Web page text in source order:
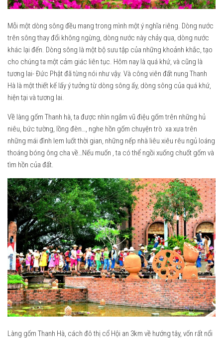
2023
2022
2021
2019
2018
2016
2015
2014
2012
Ashui Awards Tour
Liên hệ
Mỗi một dòng sông đều mang trong mình một ý nghĩa riêng. Dòng nước
trên sông thay đổi không ngừng, dòng nước này chảy qua, dòng nước
khác lại đến. Dòng sông là một bộ sưu tập của những khoảnh khắc, tạo
cho chúng ta một cảm giác liên tục. Hôm nay là quá khứ, và cũng là
tương lai- Đức Phật đã từng nói như vậy. Và công viên đất nung Thanh
Hà là một thiết kế lấy ý tưởng từ dòng sông ấy, dòng sông của quá khứ,
hiện tại và tương lai.
Về làng gốm Thanh hà, ta được nhìn ngắm vũ điệu gốm trên những hủ
niêu, bức tường, lồng đèn…, nghe hồn gốm chuyện trò xa xưa trên
những mái đình lem luốt thời gian, những nếp nhà liêu xiêu rêu ngủ loáng
thoáng bóng ông cha về…Nếu muốn , ta có thể ngồi xuống chuốt gốm và
tìm hồn của đất.
Làng gốm Thanh Hà, cách đô thị cổ Hội an 3km về hướng tây, vốn rất nổi